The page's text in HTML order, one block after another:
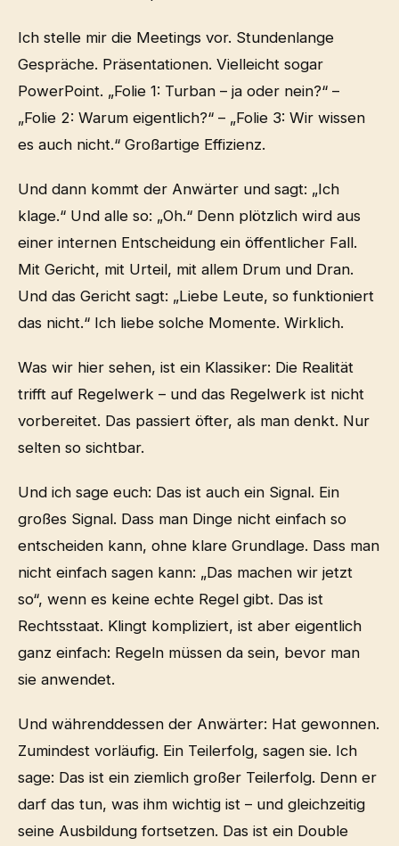
Ich stelle mir die Meetings vor. Stundenlange
Gespräche. Präsentationen. Vielleicht sogar
PowerPoint. „Folie 1: Turban – ja oder nein?“ –
„Folie 2: Warum eigentlich?“ – „Folie 3: Wir wissen
es auch nicht.“ Großartige Effizienz.
Und dann kommt der Anwärter und sagt: „Ich
klage.“ Und alle so: „Oh.“ Denn plötzlich wird aus
einer internen Entscheidung ein öffentlicher Fall.
Mit Gericht, mit Urteil, mit allem Drum und Dran.
Und das Gericht sagt: „Liebe Leute, so funktioniert
das nicht.“ Ich liebe solche Momente. Wirklich.
Was wir hier sehen, ist ein Klassiker: Die Realität
trifft auf Regelwerk – und das Regelwerk ist nicht
vorbereitet. Das passiert öfter, als man denkt. Nur
selten so sichtbar.
Und ich sage euch: Das ist auch ein Signal. Ein
großes Signal. Dass man Dinge nicht einfach so
entscheiden kann, ohne klare Grundlage. Dass man
nicht einfach sagen kann: „Das machen wir jetzt
so“, wenn es keine echte Regel gibt. Das ist
Rechtsstaat. Klingt kompliziert, ist aber eigentlich
ganz einfach: Regeln müssen da sein, bevor man
sie anwendet.
Und währenddessen der Anwärter: Hat gewonnen.
Zumindest vorläufig. Ein Teilerfolg, sagen sie. Ich
sage: Das ist ein ziemlich großer Teilerfolg. Denn er
darf das tun, was ihm wichtig ist – und gleichzeitig
seine Ausbildung fortsetzen. Das ist ein Double